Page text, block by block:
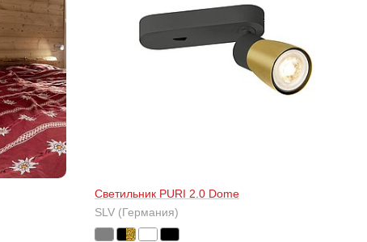
Светильник PURI 2.0 Dome
SLV (Германия)